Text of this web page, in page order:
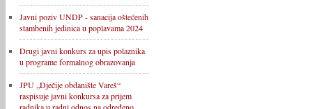
Javni poziv UNDP - sanacija oštećenih
stambenih jedinica u poplavama 2024
Drugi javni konkurs za upis polaznika
u programe formalnog obrazovanja
JPU „Dječije obdanište Vareš“
raspisuje javni konkursa za prijem